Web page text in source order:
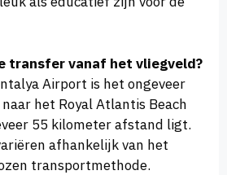
transfer vanaf het vliegveld?
Airport is het ongeveer
het Royal Atlantis Beach
55 kilometer afstand ligt.
afhankelijk van het
transportmethode.